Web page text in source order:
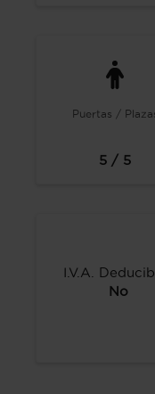
Puertas /
5 / 5
I.V.A.
No